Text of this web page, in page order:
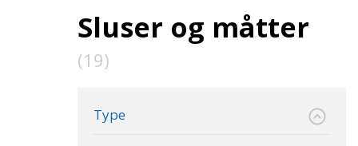
Sluser og måtter
(19)
Type